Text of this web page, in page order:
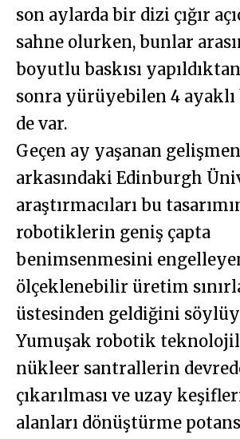
son aylarda bir dizi çığır
sahne olurken, bunlar
boyutlu baskısı
sonra yürüyebilen 4
de var.
Geçen ay yaşanan
arkasındaki Edinburgh
araştırmacıları bu
robotiklerin geniş çapta
benimsenmesini
ölçeklenebilir üretim
üstesinden geldiğini
Yumuşak robotik
nükleer santrallerin
çıkarılması ve uzay
alanları dönüştürme